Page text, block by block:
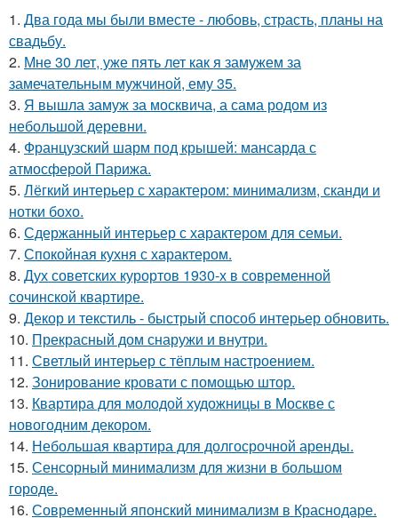
1. Два года мы были вместе - любовь, страсть, планы на
свадьбу.
2. Мне 30 лет, уже пять лет как я замужем за
замечательным мужчиной, ему 35.
3. Я вышла замуж за москвича, а сама родом из
небольшой деревни.
4. Французский шарм под крышей: мансарда с
атмосферой Парижа.
5. Лёгкий интерьер с характером: минимализм, сканди и
нотки бохо.
6. Сдержанный интерьер с характером для семьи.
7. Спокойная кухня с характером.
8. Дух советских курортов 1930-х в современной
сочинской квартире.
9. Декор и текстиль - быстрый способ интерьер обновить.
10. Прекрасный дом снаружи и внутри.
11. Светлый интерьер с тёплым настроением.
12. Зонирование кровати с помощью штор.
13. Квартира для молодой художницы в Москве с
новогодним декором.
14. Небольшая квартира для долгосрочной аренды.
15. Сенсорный минимализм для жизни в большом
городе.
16. Современный японский минимализм в Краснодаре.